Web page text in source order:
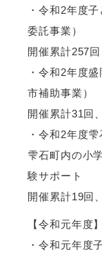
・令和2年度
委託事業）
開催累計257
・令和2年度
市補助事業）
開催累計31回
・令和2年度
雫石町内の小
験サポート
開催累計19回
【令和元年度】
・令和元年度